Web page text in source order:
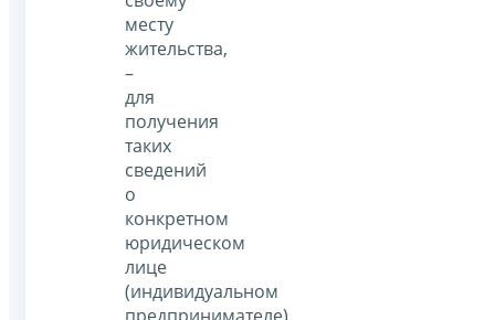
месту
жительства,
–
для
получения
таких
сведений
о
конкретном
юридическом
лице
(индивидуальном